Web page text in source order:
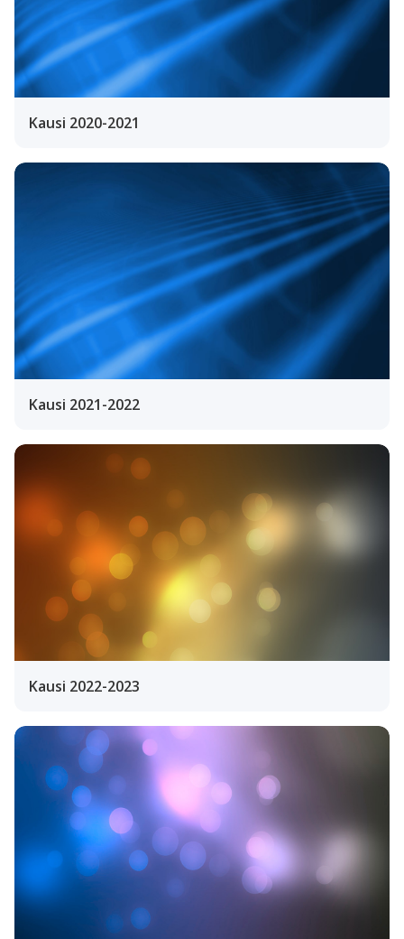
Kausi 2020-2021
Kausi 2021-2022
Kausi 2022-2023